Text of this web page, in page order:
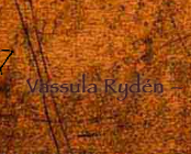
Vassula Rydén–